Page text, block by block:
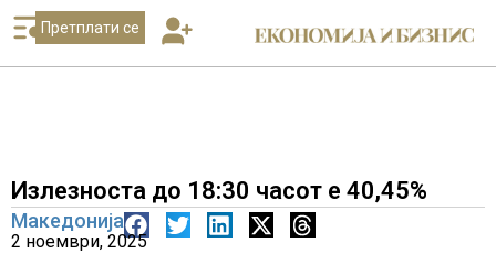
Претплати се
Излезноста до 18:30 часот е 40,45%
Македонија
2 ноември, 2025